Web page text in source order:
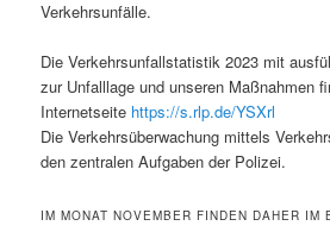
Verkehrsunfälle.
Die Verkehrsunfallstatistik 2023 mit
zur Unfalllage und unseren Maßnahmen
Internetseite https://s.rlp.de/YSXrl
Die Verkehrsüberwachung mittels
den zentralen Aufgaben der Polizei.
IM MONAT NOVEMBER FINDEN DAHER IM